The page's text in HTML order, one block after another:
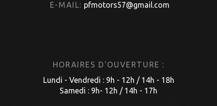
E-MAIL: pfmotors57@gmail.com
HORAIRES D'OUVERTURE :
Lundi - Vendredi : 9h - 12h / 14h - 18h
Samedi : 9h- 12h / 14h - 17h